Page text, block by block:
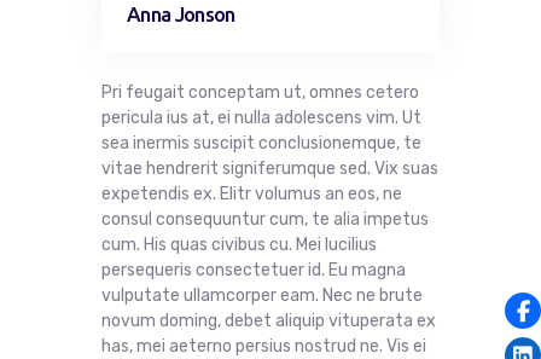
Anna Jonson
Pri feugait conceptam ut, omnes cetero
pericula ius at, ei nulla adolescens vim. Ut
sea inermis suscipit conclusionemque, te
vitae hendrerit signiferumque sed. Vix suas
expetendis ex. Elitr volumus an eos, ne
consul consequuntur cum, te alia impetus
cum. His quas civibus cu. Mei lucilius
persequeris consectetuer id. Eu magna
vulputate ullamcorper eam. Nec ne brute
novum doming, debet aliquip vituperata ex
has, mei aeterno persius nostrud ne. Vis ei